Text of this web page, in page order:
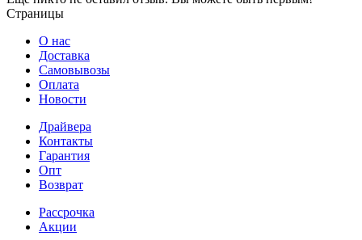
Страницы
О нас
Доставка
Самовывозы
Оплата
Новости
Драйвера
Контакты
Гарантия
Опт
Возврат
Рассрочка
Акции